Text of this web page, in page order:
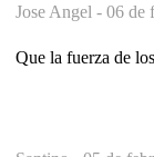
Jose Angel - 06 de
Que la fuerza de